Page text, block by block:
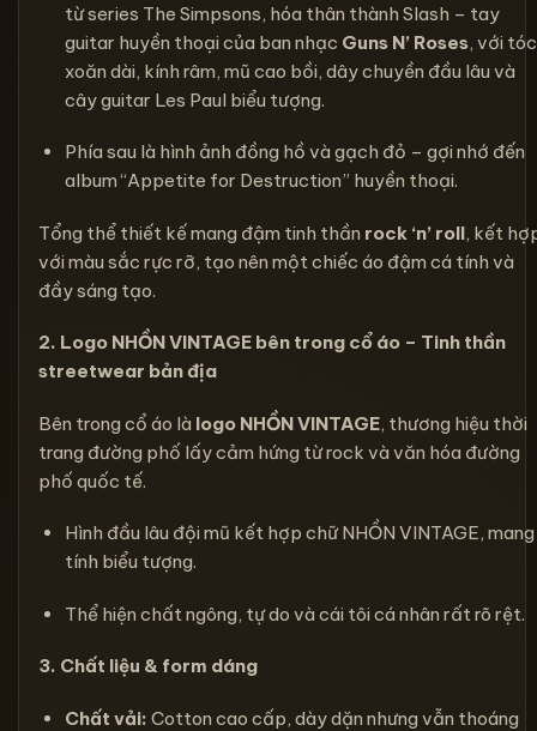
từ series The Simpsons, hóa thân thành Slash – tay
guitar huyền thoại của ban nhạc Guns N’ Roses, với tóc
xoăn dài, kính râm, mũ cao bồi, dây chuyền đầu lâu và
cây guitar Les Paul biểu tượng.
Phía sau là hình ảnh đồng hồ và gạch đỏ – gợi nhớ đến
album “Appetite for Destruction” huyền thoại.
Tổng thể thiết kế mang đậm tinh thần rock ‘n’ roll, kết
với màu sắc rực rỡ, tạo nên một chiếc áo đậm cá tính và
đầy sáng tạo.
2. Logo NHỒN VINTAGE bên trong cổ áo – Tinh thần
streetwear bản địa
Bên trong cổ áo là logo NHỒN VINTAGE, thương hiệu thời
trang đường phố lấy cảm hứng từ rock và văn hóa đường
phố quốc tế.
Hình đầu lâu đội mũ kết hợp chữ NHỒN VINTAGE, mang
tính biểu tượng.
Thể hiện chất ngông, tự do và cái tôi cá nhân rất rõ rệt.
3. Chất liệu & form dáng
Chất vải: Cotton cao cấp, dày dặn nhưng vẫn thoáng